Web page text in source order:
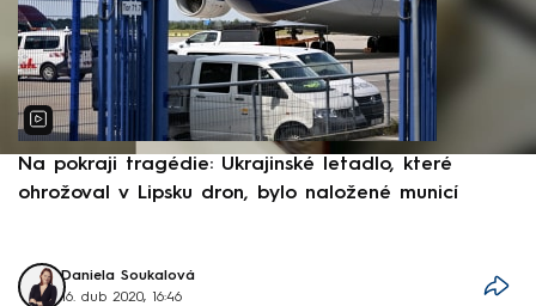
Na pokraji tragédie: Ukrajinské letadlo, které
ohrožoval v Lipsku dron, bylo naložené municí
Daniela Soukalová
16. dub 2020, 16:46